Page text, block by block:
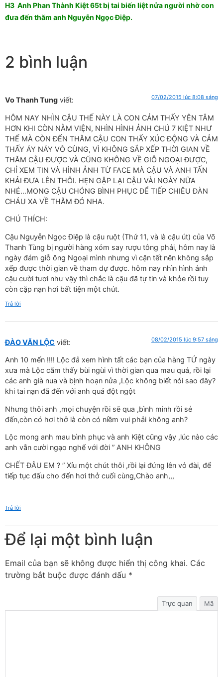
​H3 Anh Phan Thành Kiệt 65t bị tai biến liệt nửa người nhờ con
đưa đến thăm anh Nguyễn Ngọc Điệp.
2 bình luận
Vo Thanh Tung viết: 07/02/2015 lúc 8:08 sáng
HÔM NAY NHÌN CẬU THẾ NÀY LÀ CON CẢM THẤY YÊN TÂM
HƠN KHI CÒN NẰM VIỆN, NHÌN HÌNH ẢNH CHÚ 7 KIỆT NHƯ
THẾ MÀ CÒN ĐẾN THĂM CẬU CON THẤY XÚC ĐỘNG VÀ CẢM
THẤY ÁY NÁY VÔ CÙNG, VÌ KHÔNG SẮP XẾP THỜI GIAN VỀ
THĂM CẬU ĐƯỢC VÀ CŨNG KHÔNG VỀ GIỖ NGOẠI ĐƯỢC,
CHỈ XEM TIN VÀ HÌNH ẢNH TỪ FACE MÀ CẬU VÀ ANH TẤN
KHẢI ĐƯA LÊN THÔI. HẸN GẶP LẠI CẬU VÀI NGÀY NỮA
NHÉ…MONG CẬU CHÓNG BÌNH PHỤC ĐỂ TIẾP CHIÊU ĐÀN
CHÁU XA VỀ THĂM ĐÓ NHA.
CHÚ THÍCH:
Cậu Nguyễn Ngọc Điệp là cậu ruột (Thứ 11, và là cậu út) của Võ
Thanh Tùng bị người hàng xóm say rượu tông phải, hôm nay là
ngày đám giỗ ông Ngoại mình nhưng vì cận tết nên không sắp
xếp được thời gian về tham dự được. hôm nay nhìn hình ảnh
cậu cười tươi như vậy thì chắc là cậu đã tự tin và khỏe rồi tuy
còn cặp nạn hơi bất tiện một chút.
Trả lời
ĐÀO VĂN LỘC viết: 08/02/2015 lúc 9:57 sáng
Anh 10 mến !!!! Lộc đả xem hình tất các bạn của hàng TỨ ngày
xưa mà Lộc cãm thấy bùi ngùi vì thời gian qua mau quá, rồi lại
các anh già nua và bịnh hoạn nửa ,Lộc không biết nói sao đây?
khi tai nạn đã đến với anh quá đột ngột
Nhưng thôi anh ,mọi chuyện rồi sẽ qua ,bình minh rồi sẻ
đến,còn có hơi thở là còn có niềm vui phải không anh?
Lộc mong anh mau bình phục và anh Kiệt cũng vậy ,lúc nào các
anh vẫn cười ngạo nghể với đời ” ANH KHÔNG
CHẾT ĐÂU EM ? ” Xỉu một chút thôi ,rồi lại đứng lên vỏ đài, để
tiếp tục đấu cho đến hơi thở cuối cùng,Chào anh,,,
Trả lời
Để lại một bình luận
Email của bạn sẽ không được hiển thị công khai. Các
trường bắt buộc được đánh dấu *
Trực quan Mã